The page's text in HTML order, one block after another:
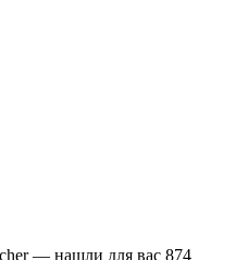
— нашли для вас 874